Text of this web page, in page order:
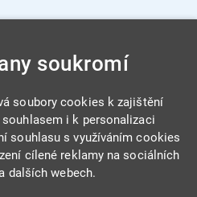
soukromí
soubory cookies k zajištění
i k personalizaci
souhlasu s využíváním cookies
cílené reklamy na sociálních
dalších webech.